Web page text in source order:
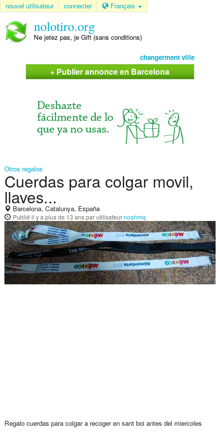
nouvel utilisateur connecter Français
nolotiro.org
Ne jetez pas, je Gift (sans conditions)
changerment ville
+ Publier annonce en Barcelona
Otros regalos
Cuerdas para colgar movil,
llaves...
Barcelona, Catalunya, España
Publié il y a plus de 13 anspar utilisateurnoahmq
Regalo cuerdas para colgar a recoger en sant boi antes del miercoles